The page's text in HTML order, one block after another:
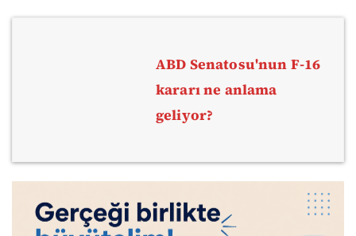
ABD Senatosu'nun F-16
kararı ne anlama
geliyor?